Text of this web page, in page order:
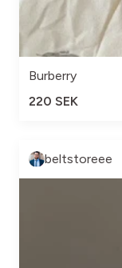
Burberry
220 SEK
beltstoreee